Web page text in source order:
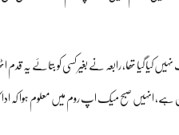
گیا تھا، رابعہ نے بغیر کسی کو بتائے یہ قدم
ہے، انہیں صبح میک اپ روم میں معلوم ہوا کہ